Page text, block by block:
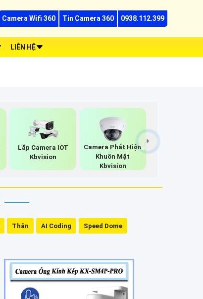
Camera Wifi 360 Tin Camera 360 0938.112.399
LIÊN HỆ
Lắp Camera IOT
Kbvision
Camera Phát Hiện
Khuôn Mặt
Kbvision
Thân AI Coding Speed Dome